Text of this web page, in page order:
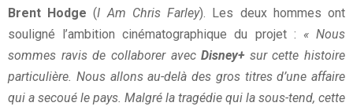
Brent Hodge (I Am Chris Farley). Les deux hommes ont
souligné l’ambition cinématographique du projet : « Nous
sommes ravis de collaborer avecDisney+sur cette histoire
particulière. Nous allons au-delà des gros titres d’une affaire
qui a secoué le pays. Malgré la tragédie qui la sous-tend, cette